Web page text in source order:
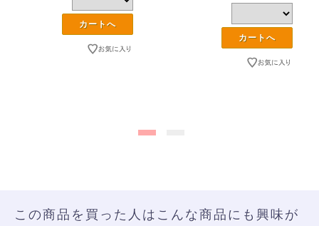
この商品を買った人はこんな商品にも興味が